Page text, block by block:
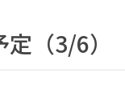
（3/6）